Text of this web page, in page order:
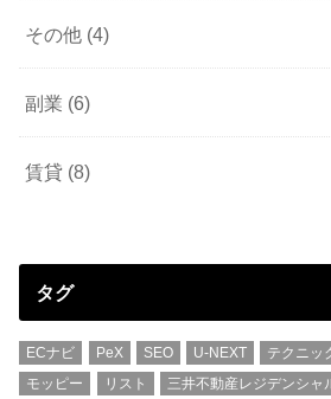
その他 (4)
副業 (6)
賃貸 (8)
タグ
ECナビ PeX SEO U-NEXT テクニッ
モッピー
リスト 三井不動産レジデンシャ